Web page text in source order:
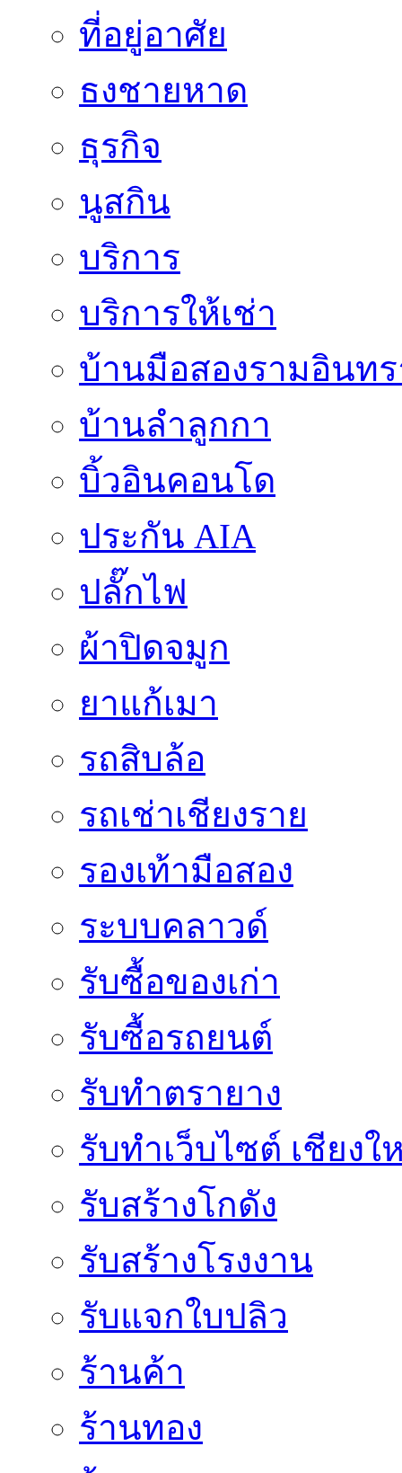
ที่อยู่อาศัย
ธงชายหาด
ธุรกิจ
นูสกิน
บริการ
บริการให้เช่า
บ้านมือสองรามอินท
บ้านลำลูกกา
บิ้วอินคอนโด
ประกัน AIA
ปลั๊กไฟ
ผ้าปิดจมูก
ยาแก้เมา
รถสิบล้อ
รถเช่าเชียงราย
รองเท้ามือสอง
ระบบคลาวด์
รับซื้อของเก่า
รับซื้อรถยนต์
รับทำตรายาง
รับทำเว็บไซต์ เชียงใ
รับสร้างโกดัง
รับสร้างโรงงาน
รับแจกใบปลิว
ร้านค้า
ร้านทอง